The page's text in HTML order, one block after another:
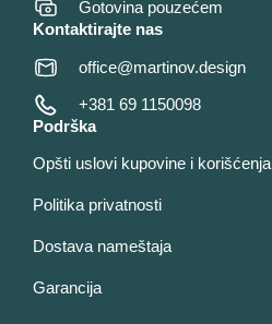
Gotovina pouzećem
Kontaktirajte nas
office@martinov.design
+381 69 1150098
Podrška
Opšti uslovi kupovine i korišćenja
Politika privatnosti
Dostava nameštaja
Garancija